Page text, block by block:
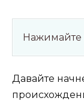
Нажимайте
Давайте